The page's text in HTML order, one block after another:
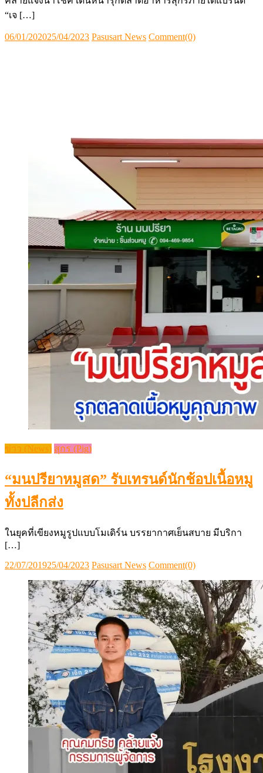
“เจ […]
Posted
06/01/202025/04/2023 Author
Pasusart News Comment(0)
ข่าว (News) สุกร (Pig)
“มนปรียาหมูสด” รับเทรนด์นักช้อปเนื้อหมู
ทั้งปลีกส่ง
ในยุคที่เขียงหมูรูปแบบโมเดิร์น บรรยากาศเย็นสบาย มีบริกา
[…]
Posted
22/07/201925/04/2023 Author
Pasusart News Comment(0)